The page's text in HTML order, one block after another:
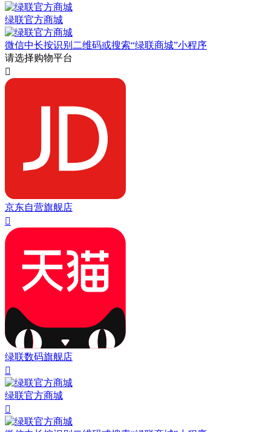
绿联官方商城
微信中长按识别二维码或搜索“绿联商城”小程序
请选择购物平台

京东自营旗舰店

绿联数码旗舰店

绿联官方商城
